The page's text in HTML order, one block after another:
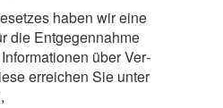
haben wir eine
die Ent­ge­gen­nahme
über Ver­
errei­chen Sie unter